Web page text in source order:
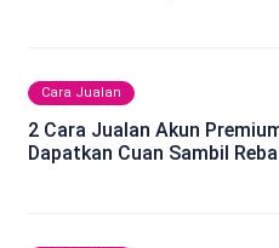
Cara Jualan
2 Cara Jualan Akun
Dapatkan Cuan Sambil